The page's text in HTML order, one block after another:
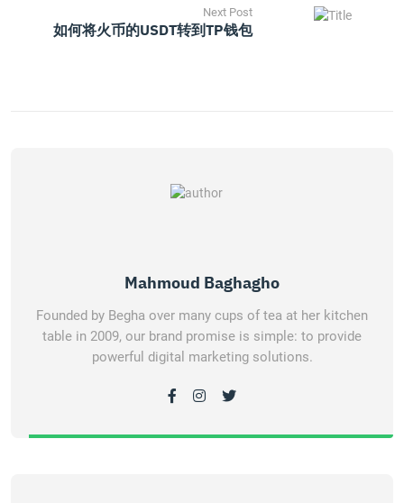
Next Post
如何将火币的USDT转到TP钱包
Mahmoud Baghagho
Founded by Begha over many cups of tea at her kitchen
table in 2009, our brand promise is simple: to provide
powerful digital marketing solutions.